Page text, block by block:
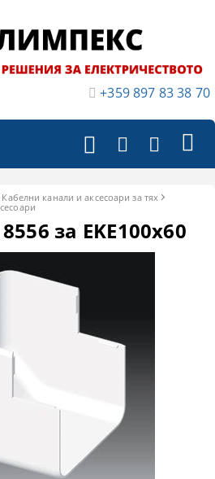
+359 897 83 38 70
Кабелни канали и аксесоари за тях
за EKE100x60